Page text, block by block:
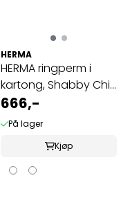
HERMA
HERMA ringperm i
kartong, Shabby Chic
Bicycle (10 ...
666,-
På lager
Kjøp